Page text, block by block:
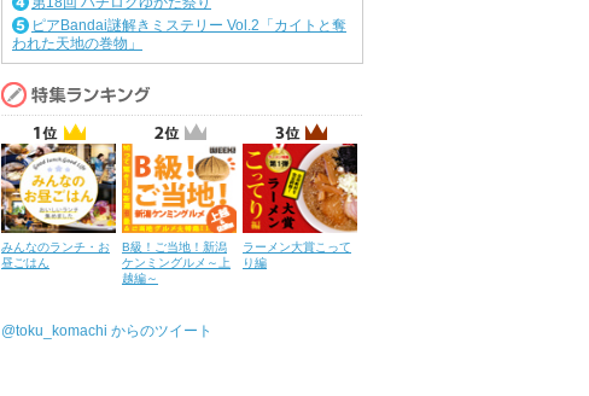
ピアBandai謎解きミステリー Vol.2「カイトと奪
われた天地の巻物」
みんなのランチ・お
昼ごはん
B級！ご当地！新潟
ケンミングルメ～上
越編～
ラーメン大賞こって
り編
@toku_komachi からのツイート